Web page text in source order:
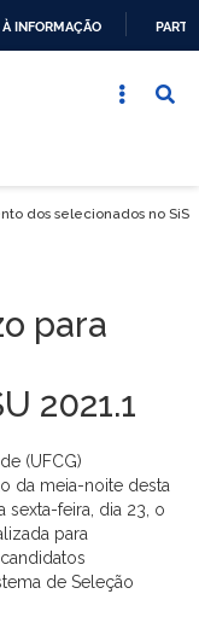
INFORMAÇÃO
dos selecionados no
para
2021.1
(UFCG)
da meia-noite desta
sexta-feira, dia 23, o
para
de Seleção